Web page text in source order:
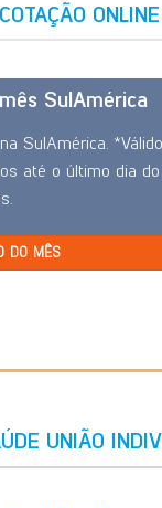
COTAÇÃO
SulAmérica
SulAmérica. *Válido
até o último dia do
DO MÊS
UNIÃO